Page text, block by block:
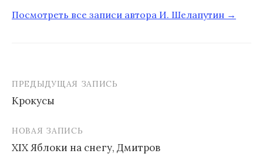
Посмотреть все записи автора И. Шелапутин →
а
ПРЕДЫДУЩАЯ ЗАПИСЬ
Крокусы
НОВАЯ ЗАПИСЬ
XIX Яблоки на снегу, Дмитров